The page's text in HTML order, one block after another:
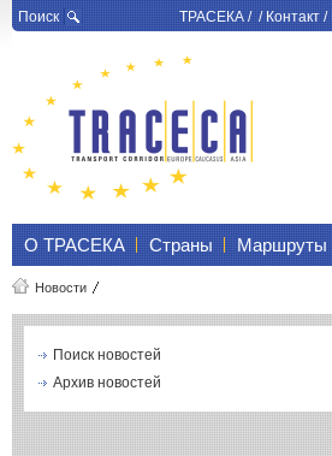
Поиск ТРАСЕКА/ /Контакт/
О ТРАСЕКА Страны Маршруты
Новости
Поиск новостей
Архив новостей